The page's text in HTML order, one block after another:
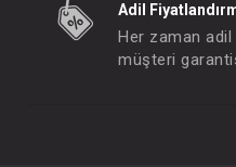
Adil
Her zaman
müşteri